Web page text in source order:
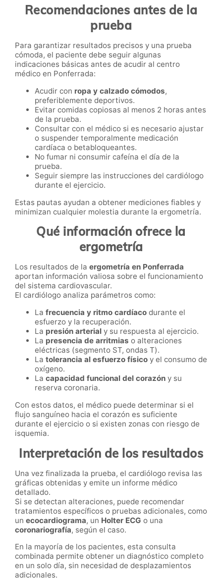
Recomendaciones antes de la
prueba
Para garantizar resultados precisos y una prueba
cómoda, el paciente debe seguir algunas
indicaciones básicas antes de acudir al centro
médico en Ponferrada:
Acudir con ropa y calzado cómodos,
preferiblemente deportivos.
Evitar comidas copiosas al menos 2 horas antes
de la prueba.
Consultar con el médico si es necesario ajustar
o suspender temporalmente medicación
cardíaca o betabloqueantes.
No fumar ni consumir cafeína el día de la
prueba.
Seguir siempre las instrucciones del cardiólogo
durante el ejercicio.
Estas pautas ayudan a obtener mediciones fiables y
minimizan cualquier molestia durante la ergometría.
Qué información ofrece la
ergometría
Los resultados de la ergometría en Ponferrada
aportan información valiosa sobre el funcionamiento
del sistema cardiovascular.
El cardiólogo analiza parámetros como:
La frecuencia y ritmo cardíaco durante el
esfuerzo y la recuperación.
La presión arterial y su respuesta al ejercicio.
La presencia de arritmias o alteraciones
eléctricas (segmento ST, ondas T).
La tolerancia al esfuerzo físico y el consumo de
oxígeno.
La capacidad funcional del corazón y su
reserva coronaria.
Con estos datos, el médico puede determinar si el
flujo sanguíneo hacia el corazón es suficiente
durante el ejercicio o si existen zonas con riesgo de
isquemia.
Interpretación de los resultados
Una vez finalizada la prueba, el cardiólogo revisa las
gráficas obtenidas y emite un informe médico
detallado.
Si se detectan alteraciones, puede recomendar
tratamientos específicos o pruebas adicionales, como
un ecocardiograma, un Holter ECG o una
coronariografía, según el caso.
En la mayoría de los pacientes, esta consulta
combinada permite obtener un diagnóstico completo
en un solo día, sin necesidad de desplazamientos
adicionales.